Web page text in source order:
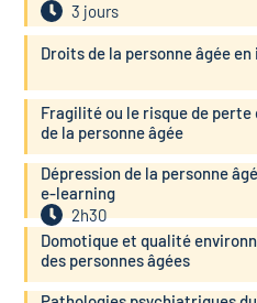
3 jours
Droits de la personne âgée
Fragilité ou le risque de perte
de la personne âgée
Dépression de la personne
e-learning
2h30
Domotique et qualité
des personnes âgées